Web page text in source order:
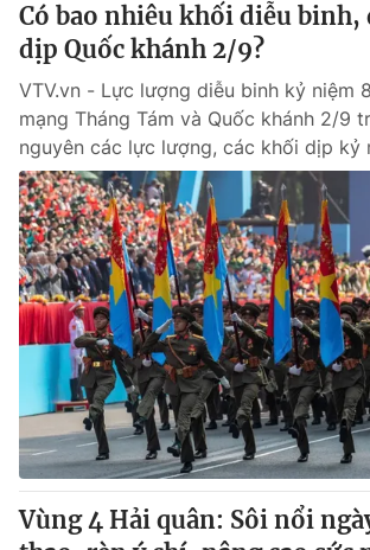
Có bao nhiêu khối diễu binh,
dịp Quốc khánh 2/9?
VTV.vn - Lực lượng diễu binh kỷ niệm
mạng Tháng Tám và Quốc khánh 2/9
nguyên các lực lượng, các khối dịp kỷ
Vùng 4 Hải quân: Sôi nổi